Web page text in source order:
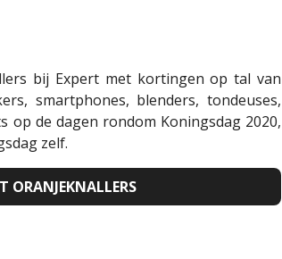
bij Expert met kortingen op tal van
smartphones, blenders, tondeuses,
op de dagen rondom Koningsdag 2020,
zelf.
ORANJEKNALLERS